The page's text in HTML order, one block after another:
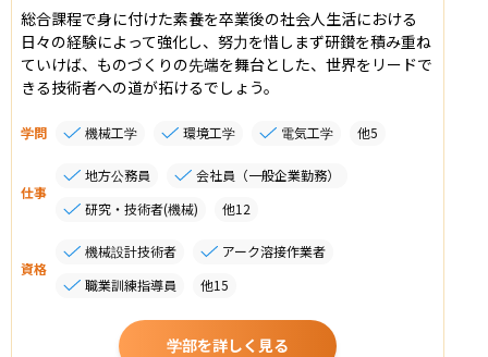
総合課程で身に付けた素養を卒業後の社会人生活における
日々の経験によって強化し、努力を惜しまず研鑚を積み重ね
ていけば、ものづくりの先端を舞台とした、世界をリードで
きる技術者への道が拓けるでしょう。
学問 機械工学 環境工学 電気工学 他5
仕事
地方公務員
会社員（一般企業勤務）
研究・技術者(機械)
他12
資格
機械設計技術者
アーク溶接作業者
職業訓練指導員
他15
学部を詳しく見る